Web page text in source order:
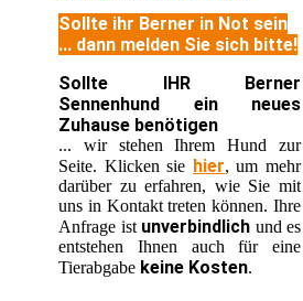
Sollte ihr Berner in Not sein
... dann melden Sie sich bitte!
Sollte IHR Berner
Sennenhund ein neues
Zuhause benötigen
... wir stehen Ihrem Hund zur
Seite. Klicken sie hier, um mehr
darüber zu erfahren, wie Sie mit
uns in Kontakt treten können. Ihre
Anfrage ist unverbindlich und es
entstehen Ihnen auch für eine
Tierabgabe keine Kosten.